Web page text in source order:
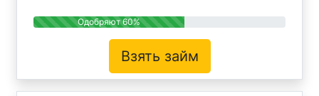
Одобряют 60%
Взять займ